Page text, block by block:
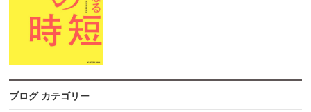
ブログ カテゴリー